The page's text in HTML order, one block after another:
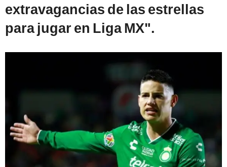
extravagancias de las estrellas
para jugar en Liga MX".